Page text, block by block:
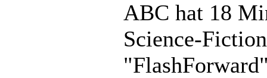
ABC hat 18
Science-